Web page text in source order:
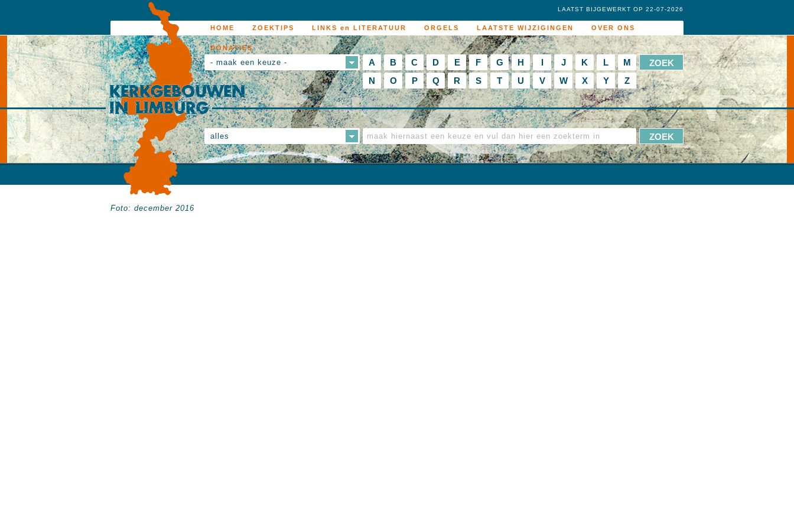
HOME ZOEKTIPS LINKS en LITERATUUR ORGELS LAATSTE WIJZIGINGEN OVER ONS
DONATIES
LAATST BIJGEWERKT OP 22-07-2026
- maak een keuze - A B C D E F G H I J K L
M
N
O P Q R S T U V W X Y Z
alles
Foto: december 2016